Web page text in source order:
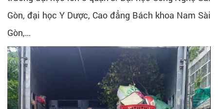
Gòn, đại học Y Dược, Cao đẳng Bách khoa Nam Sài
Gòn,…